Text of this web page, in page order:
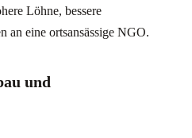
Löhne, bessere
an eine ortsansässige NGO.
und